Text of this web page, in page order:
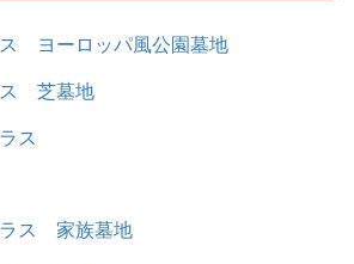
ヨーロッパ風公園墓地
ス 芝墓地
ス
ラス 家族墓地